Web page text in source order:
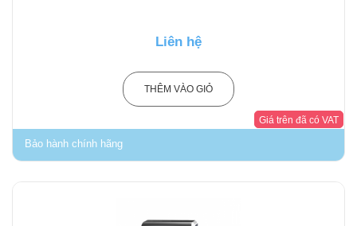
Liên hệ
THÊM VÀO GIỎ
Bảo hành chính hãng
Giá trên đã có VAT